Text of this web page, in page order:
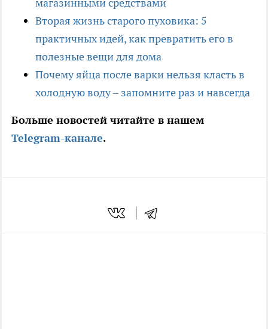
магазинными средствами
Вторая жизнь старого пуховика: 5
практичных идей, как превратить его в
полезные вещи для дома
Почему яйца после варки нельзя класть в
холодную воду – запомните раз и навсегда
Больше новостей читайте в нашем
Telegram-канале.